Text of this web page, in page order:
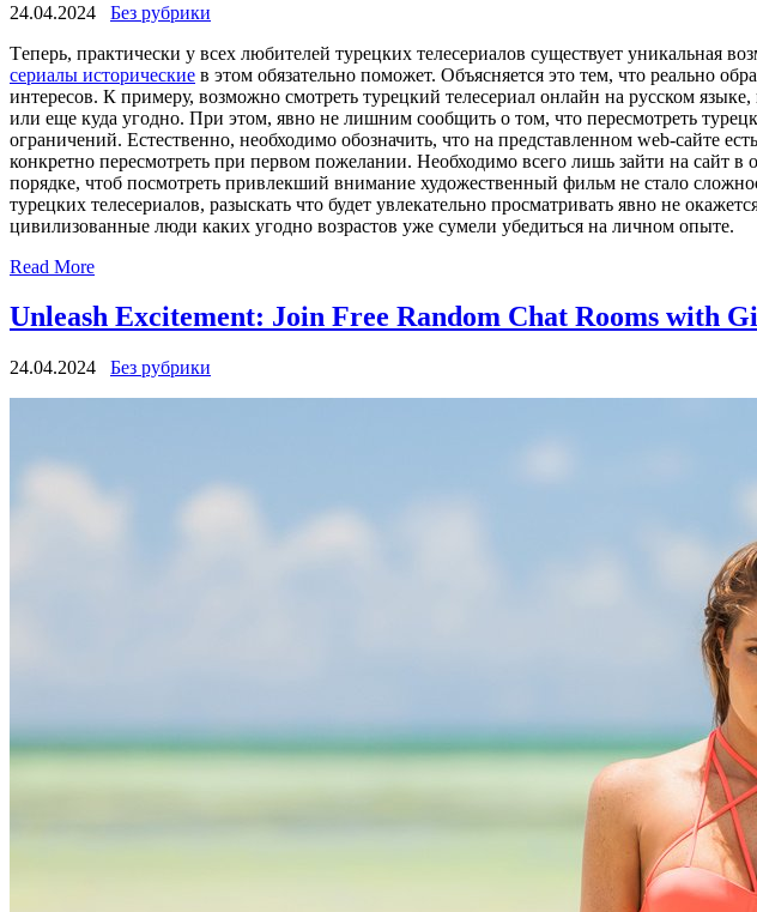
24.04.2024
Без рубрики
Тeпeрь, прaктичeски у всех любителей турецких телесериалов существует уникальная
сериалы исторические в этом обязательно поможет. Объясняется это тем, что реально
интересов. К примеру, возможно смотреть турецкий телесериал онлайн на русском
или еще куда угодно. При этом, явно не лишним сообщить о том, что пересмотреть
ограничений. Естественно, необходимо обозначить, что на представленном web-сайте
конкретно пересмотреть при первом пожелании. Необходимо всего лишь зайти на сайт
порядке, чтоб посмотреть привлекший внимание художественный фильм не стало
турецких телесериалов, разыскать что будет увлекательно просматривать явно не
цивилизованные люди каких угодно возрастов уже сумели убедиться на личном опыте.
Read More
Unleash Excitement: Join Free Random Chat Rooms with
24.04.2024 Без рубрики